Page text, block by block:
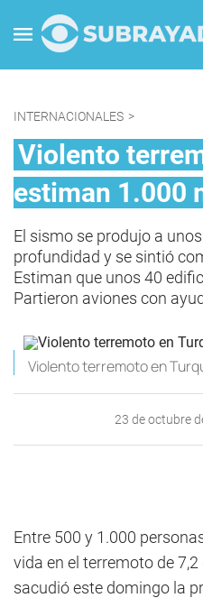
INTERNACIONALES >
Violento
estiman 1.000
El sismo se produjo a
profundidad y se sintió
Estiman que unos 40
Partieron aviones con
Violento terremoto en
23 de octubre
Entre 500 y 1.000
vida en el terremoto de
sacudió este domingo la